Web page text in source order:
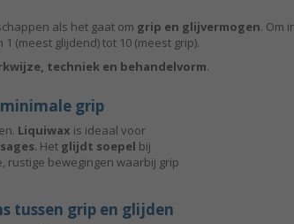
als het gaat om grip en glijvermogen. Om
(meest glijdend) tot 10 (meest grip).
techniek en behandelvorm.
grip
Liquiwax is ideaal voor
. Het glijdt soepel bij
rustige bewegingen waarbij grip
tussen grip en glijden